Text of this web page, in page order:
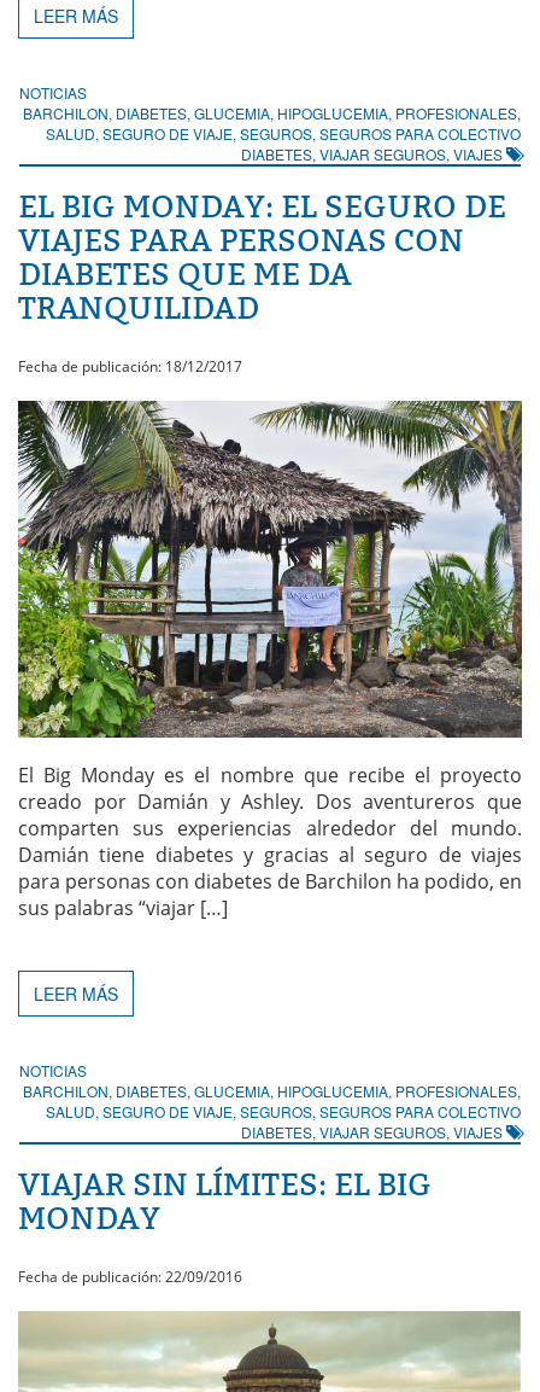
LEER MÁS
NOTICIAS
BARCHILON, DIABETES, GLUCEMIA, HIPOGLUCEMIA, PROFESIONALES,
SALUD, SEGURO DE VIAJE, SEGUROS, SEGUROS PARA COLECTIVO
DIABETES, VIAJAR SEGUROS, VIAJES
EL BIG MONDAY: EL SEGURO DE
VIAJES PARA PERSONAS CON
DIABETES QUE ME DA
TRANQUILIDAD
Fecha de publicación: 18/12/2017
El Big Monday es el nombre que recibe el proyecto
creado por Damián y Ashley. Dos aventureros que
comparten sus experiencias alrededor del mundo.
Damián tiene diabetes y gracias al seguro de viajes
para personas con diabetes de Barchilon ha podido, en
sus palabras “viajar […]
LEER MÁS
NOTICIAS
BARCHILON, DIABETES, GLUCEMIA, HIPOGLUCEMIA, PROFESIONALES,
SALUD, SEGURO DE VIAJE, SEGUROS, SEGUROS PARA COLECTIVO
DIABETES, VIAJAR SEGUROS, VIAJES
VIAJAR SIN LÍMITES: EL BIG
MONDAY
Fecha de publicación: 22/09/2016